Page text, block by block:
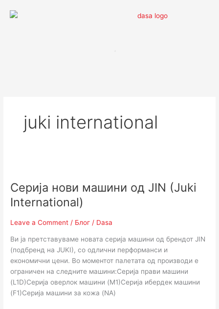
juki international
Серија нови машини од JIN (Juki
International)
Leave a Comment / Блог / Dasa
Ви ја претставуваме новата серија машини од брендот JIN
(подбренд на JUKI), со одлични перформанси и
економични цени. Во моментот палетата од производи е
ограничен на следните машини:Серија прави машини
(L1D)Серија оверлок машини (M1)Серија ибердек машини
(F1)Серија машини за кожа (NA)
машини
од
JIN
(Juki